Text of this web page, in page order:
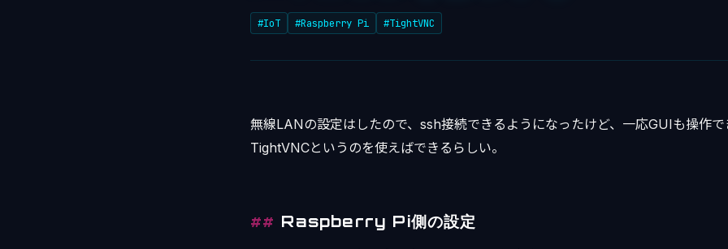
#IoT #Raspberry Pi #TightVNC
無線LANの設定はしたので、ssh接続できるようになったけど、一応GUIも操作で
TightVNCというのを使えばできるらしい。
Raspberry Pi側の設定